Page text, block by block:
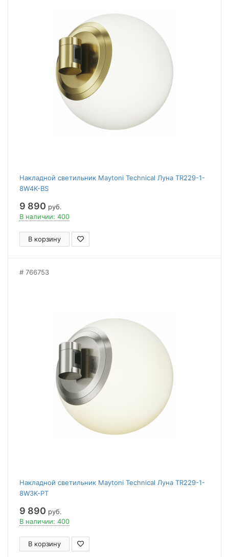
Накладной светильник Maytoni Technical Луна TR229-1-
8W4K-BS
9 890 руб.
В наличии: 400
В корзину
766753
Накладной светильник Maytoni Technical Луна TR229-1-
8W3K-PT
9 890 руб.
В наличии: 400
В корзину